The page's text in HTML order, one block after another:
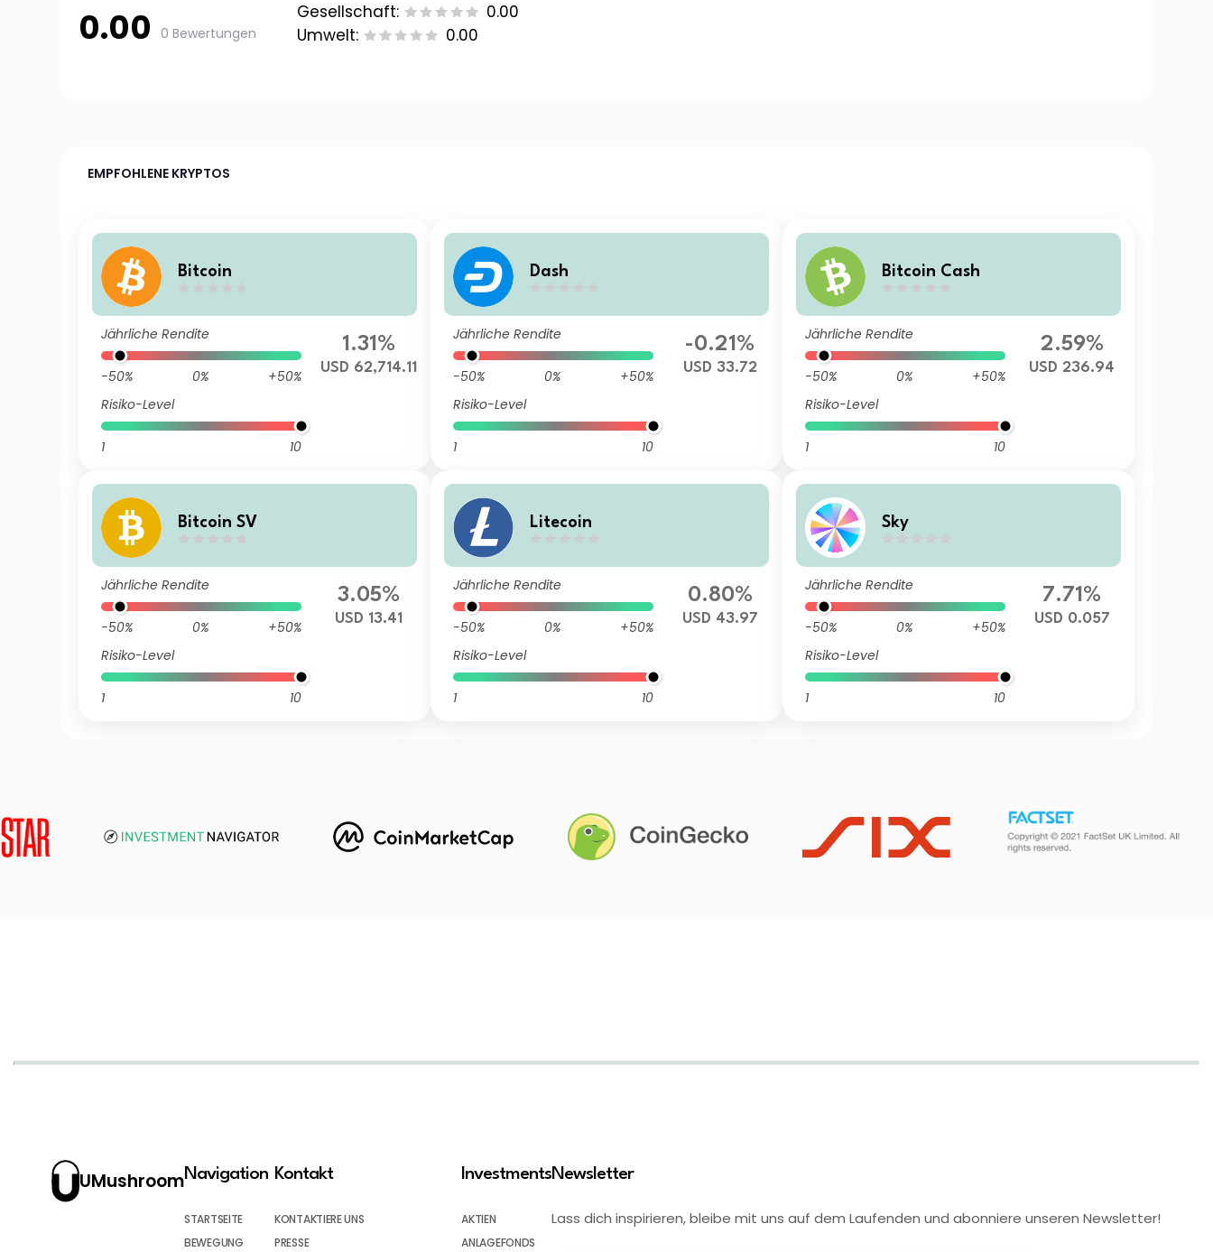
0.00 0 Bewertungen
Gesellschaft:
0.00
Umwelt:
0.00
EMPFOHLENE KRYPTOS
Bitcoin
Jährliche Rendite
-50% 0%
+50%
Risiko-Level
1 10
1.31%
USD 62,714.11
Dash
Jährliche Rendite
-50% 0%
+50%
Risiko-Level
1 10
-0.21%
USD 33.72
Bitcoin Cash
Jährliche Rendite
-50% 0%
+50%
Risiko-Level
1 10
2.59%
USD 236.94
Bitcoin SV
Jährliche Rendite
-50% 0%
+50%
Risiko-Level
1 10
3.05%
USD 13.41
Litecoin
Jährliche Rendite
-50% 0%
+50%
Risiko-Level
1 10
0.80%
USD 43.97
Sky
Jährliche Rendite
-50% 0%
+50%
Risiko-Level
1 10
7.71%
USD 0.057
UMushroomNavigation
STARTSEITE
BEWEGUNG
Kontakt
KONTAKTIERE UNS
PRESSE
Investments
AKTIEN
ANLAGEFONDS
Newsletter
Lass dich inspirieren, bleibe mit uns auf dem Laufenden und abonniere unseren Newsletter!